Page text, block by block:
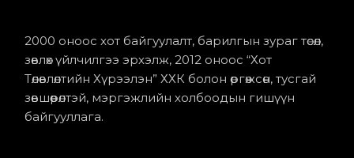
2000 оноос хот байгуулалт, барилгын зураг төсөл,
зөвлөх үйлчилгээ эрхэлж, 2012 оноос “Хот
Төлөвлөлтийн Хүрээлэн” ХХК болон өргөжсөн, тусгай
зөвшөөрөлтэй, мэргэжлийн холбоодын гишүүн
байгууллага.